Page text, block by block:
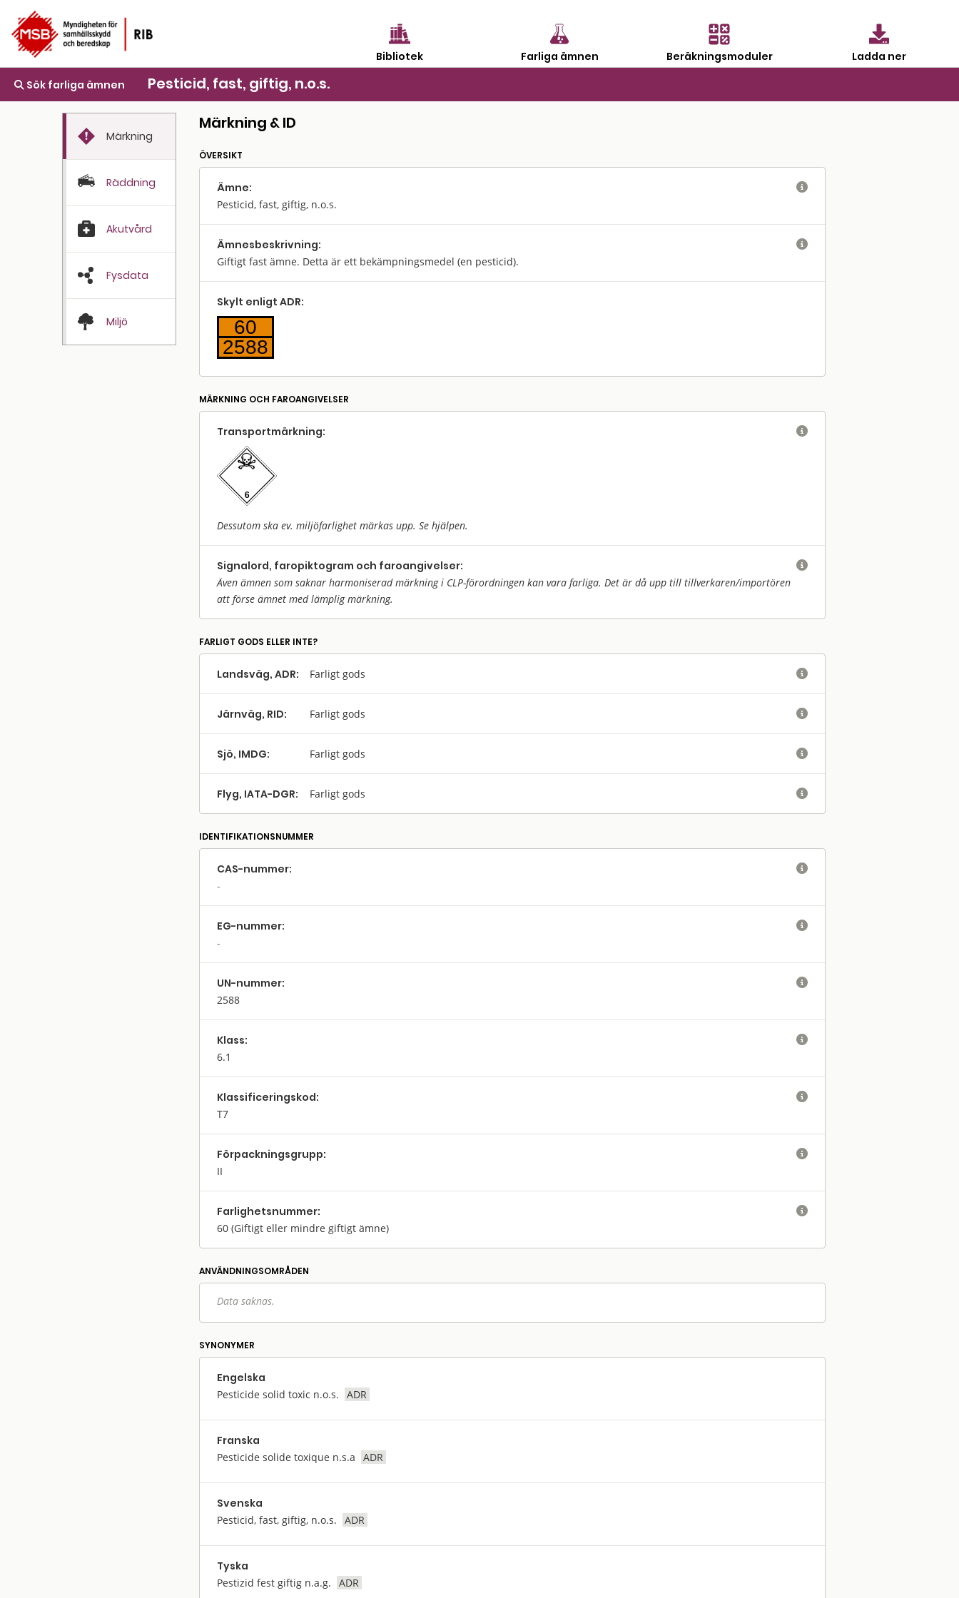
Bibliotek Farliga ämnen Beräkningsmoduler Ladda ner
Sök farliga ämnen Pesticid, fast, giftig, n.o.s.
Märkning
Räddning
Akutvård
Fysdata
Miljö
Märkning & ID
ÖVERSIKT
Ämne:
Pesticid, fast, giftig, n.o.s.

Ämnes­beskrivning:
Giftigt fast ämne. Detta är ett bekämpningsmedel (en pesticid).

Skylt enligt ADR:
60
2588
MÄRKNING OCH FAROANGIVELSER
Transport­märkning:
Dessutom ska ev. miljöfarlighet märkas upp. Se hjälpen.

Signalord, faropiktogram och faroangivelser:
Även ämnen som saknar harmoniserad märkning i CLP-förordningen kan vara farliga. Det är då upp till tillverkaren/importören
att förse ämnet med lämplig märkning.

FARLIGT GODS ELLER INTE?
Landsväg, ADR: Farligt gods 
Järnväg, RID: Farligt gods 
Sjö, IMDG: Farligt gods 
Flyg, IATA-DGR: Farligt gods 
IDENTIFIKATIONSNUMMER
CAS-nummer: 
EG-nummer: 
UN-nummer:
2588

Klass:
6.1

Klassifi­cerings­kod:
T7

Förpack­nings­grupp:
II

Farlighets­nummer:
60 (Giftigt eller mindre giftigt ämne)

ANVÄNDNINGS­OMRÅDEN
Data saknas.
SYNONYMER
Engelska
Pesticide solid toxic n.o.s. ADR
Franska
Pesticide solide toxique n.s.a ADR
Svenska
Pesticid, fast, giftig, n.o.s. ADR
Tyska
Pestizid fest giftig n.a.g. ADR